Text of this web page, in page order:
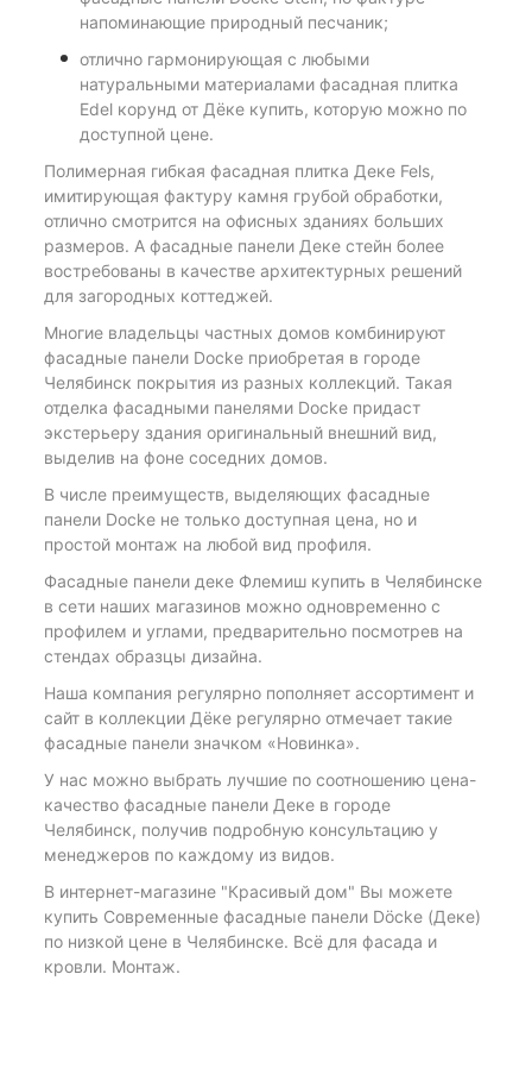
напоминающие природный песчаник;
отлично гармонирующая с любыми
натуральными материалами фасадная плитка
Edel корунд от Дёке купить, которую можно по
доступной цене.
Полимерная гибкая фасадная плитка Деке Fels,
имитирующая фактуру камня грубой обработки,
отлично смотрится на офисных зданиях больших
размеров. А фасадные панели Деке стейн более
востребованы в качестве архитектурных решений
для загородных коттеджей.
Многие владельцы частных домов комбинируют
фасадные панели Docke приобретая в городе
Челябинск покрытия из разных коллекций. Такая
отделка фасадными панелями Docke придаст
экстерьеру здания оригинальный внешний вид,
выделив на фоне соседних домов.
В числе преимуществ, выделяющих фасадные
панели Docke не только доступная цена, но и
простой монтаж на любой вид профиля.
Фасадные панели деке Флемиш купить в Челябинске
в сети наших магазинов можно одновременно с
профилем и углами, предварительно посмотрев на
стендах образцы дизайна.
Наша компания регулярно пополняет ассортимент и
сайт в коллекции Дёке регулярно отмечает такие
фасадные панели значком «Новинка».
У нас можно выбрать лучшие по соотношению цена-
качество фасадные панели Деке в городе
Челябинск, получив подробную консультацию у
менеджеров по каждому из видов.
В интернет-магазине "Красивый дом" Вы можете
купить Современные фасадные панели Döcke (Деке)
по низкой цене в Челябинске. Всё для фасада и
кровли. Монтаж.